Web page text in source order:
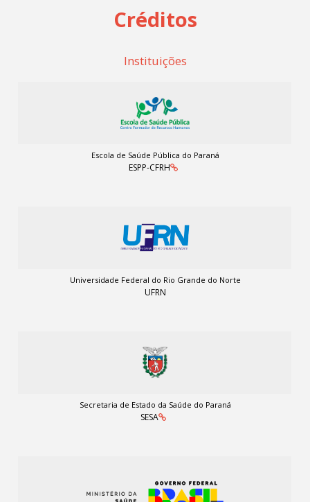
Créditos
Instituições
Escola de Saúde Pública do Paraná
ESPP-CFRH
Universidade Federal do Rio Grande do Norte
UFRN
Secretaria de Estado da Saúde do Paraná
SESA